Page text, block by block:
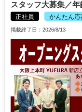
スタッフ大募集／
正社員 かんたん応
掲載終了日：2026/8/13